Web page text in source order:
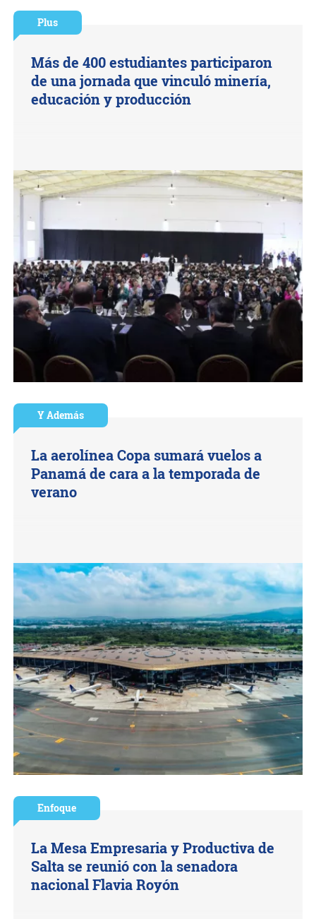
Plus
Más de 400 estudiantes participaron
de una jornada que vinculó minería,
educación y producción
Y Además
La aerolínea Copa sumará vuelos a
Panamá de cara a la temporada de
verano
Enfoque
La Mesa Empresaria y Productiva de
Salta se reunió con la senadora
nacional Flavia Royón